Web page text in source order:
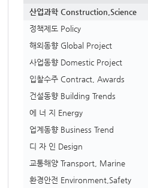
산업과학 Construction,Science
정책제도 Policy
해외동향 Global Project
사업동향 Domestic Project
입찰수주 Contract, Awards
건설동향 Building Trends
에 너 지 Energy
업계동향 Business Trend
디 자 인 Design
교통해양 Transport, Marine
환경안전 Environment,Safety